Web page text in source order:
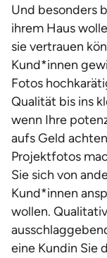
Und besonders
ihrem Haus
sie vertrauen
Kund*innen
Fotos
Qualität bis ins
wenn Ihre
aufs Geld
Projektfotos
Sie sich von
Kund*innen
wollen.
eine Kundin Sie